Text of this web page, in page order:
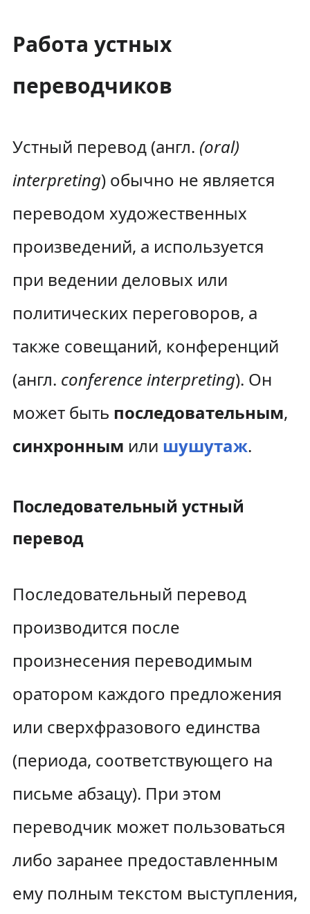
Работа устных
переводчиков
Устный перевод (англ. (oral)
interpreting) обычно не является
переводом художественных
произведений, а используется
при ведении деловых или
политических переговоров, а
также совещаний, конференций
(англ. conferenceinterpreting). Он
может быть последовательным,
синхронным или шушутаж.
Последовательный устный
перевод
Последовательный перевод
производится после
произнесения переводимым
оратором каждого предложения
или сверхфразового единства
(периода, соответствующего на
письме абзацу). При этом
переводчик может пользоваться
либо заранее предоставленным
ему полным текстом выступления,